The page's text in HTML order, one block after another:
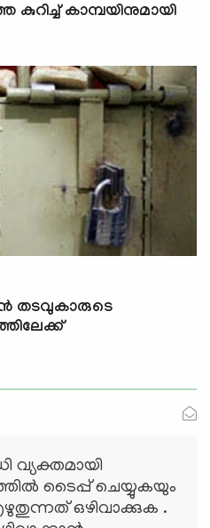
കുറിച്ച് കാമ്പയിനുമായി
തടവുകാരുടെ
വ്യക്തമായി
ടൈപ്പ് ചെയ്യുകയും
ഒഴിവാക്കുക .